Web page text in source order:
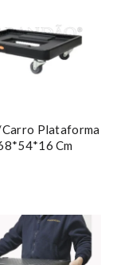
Plataforma
Cm